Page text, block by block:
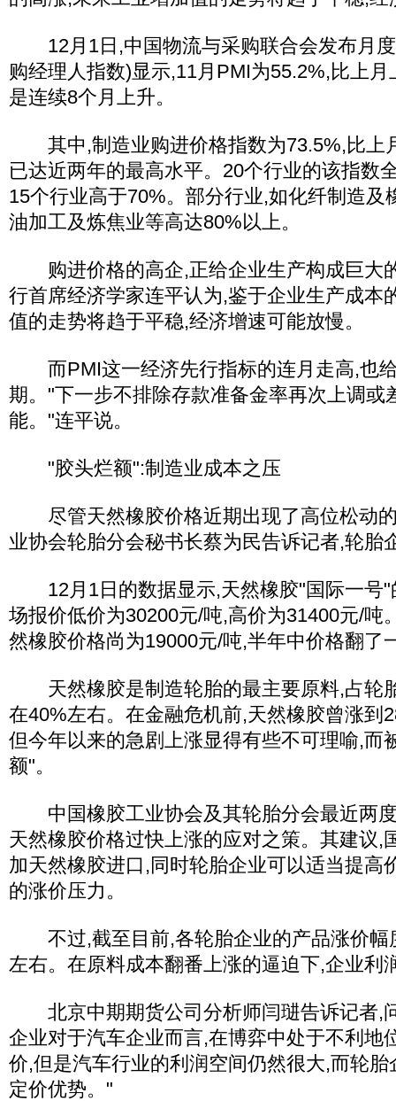
12月1日,中国物流与采购联合会发布月度
购经理人指数)显示,11月PMI为55.2%,比上
是连续8个月上升。
其中,制造业购进价格指数为73.5%,比上
已达近两年的最高水平。20个行业的该指数
15个行业高于70%。部分行业,如化纤制造及
油加工及炼焦业等高达80%以上。
购进价格的高企,正给企业生产构成巨大
行首席经济学家连平认为,鉴于企业生产成本
值的走势将趋于平稳,经济增速可能放慢。
而PMI这一经济先行指标的连月走高,也
期。"下一步不排除存款准备金率再次上调或
能。"连平说。
"胶头烂额":制造业成本之压
尽管天然橡胶价格近期出现了高位松动
业协会轮胎分会秘书长蔡为民告诉记者,轮胎
12月1日的数据显示,天然橡胶"国际一号"
场报价低价为30200元/吨,高价为31400元/吨
然橡胶价格尚为19000元/吨,半年中价格翻了
天然橡胶是制造轮胎的最主要原料,占轮
在40%左右。在金融危机前,天然橡胶曾涨到
但今年以来的急剧上涨显得有些不可理喻,而
额"。
中国橡胶工业协会及其轮胎分会最近两
天然橡胶价格过快上涨的应对之策。其建议,
加天然橡胶进口,同时轮胎企业可以适当提高
的涨价压力。
不过,截至目前,各轮胎企业的产品涨价幅
左右。在原料成本翻番上涨的逼迫下,企业利
北京中期期货公司分析师闫琎告诉记者,
企业对于汽车企业而言,在博弈中处于不利地
价,但是汽车行业的利润空间仍然很大,而轮
定价优势。"